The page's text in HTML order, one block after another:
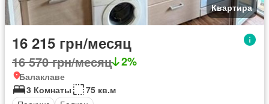
Квартира
16 215 грн/месяц
16 570 грн/месяц 2%
Балаклаве
3 Комнаты
75 кв.м